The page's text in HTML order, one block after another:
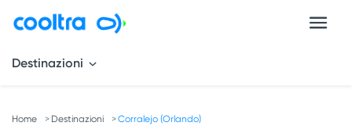
Destinazioni
Home Destinazioni Corralejo (Orlando)